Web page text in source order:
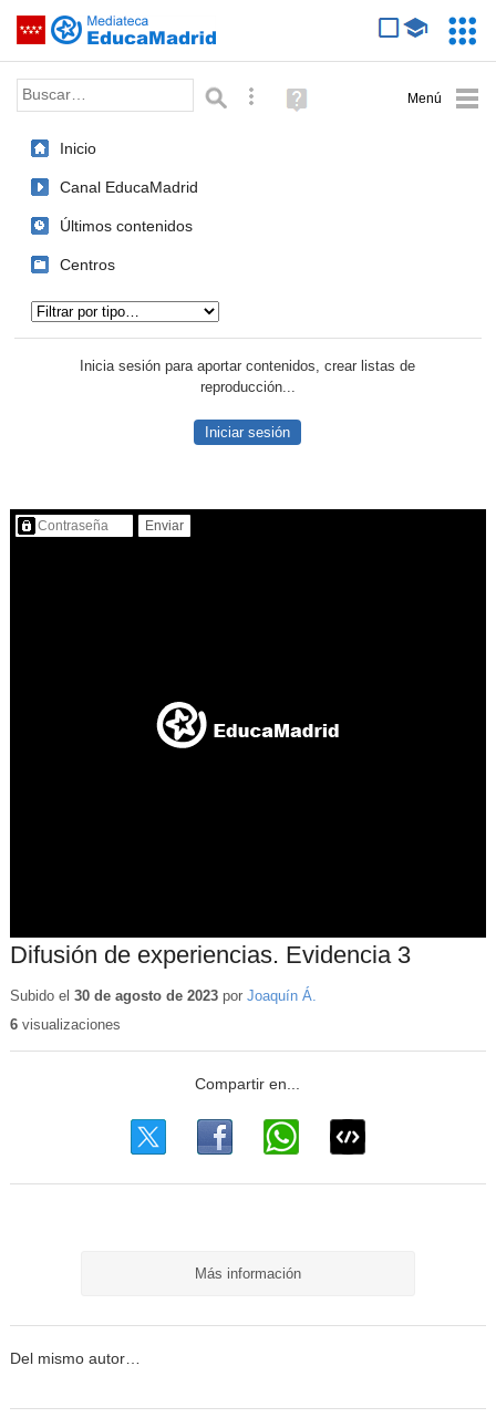
Saltar navegación
Palabra o frase: Búsqueda avanzada
Ayuda
(en
Inicio
Canal EducaMadrid
Últimos contenidos
Centros
Inicia sesión para aportar contenidos, crear listas de
reproducción...
Iniciar sesión
Contenido protegido…
Difusión de experiencias. Evidencia 3
Subido el 30 de agosto de 2023por Joaquín Á.
6visualizaciones
Más información
Del mismo autor…